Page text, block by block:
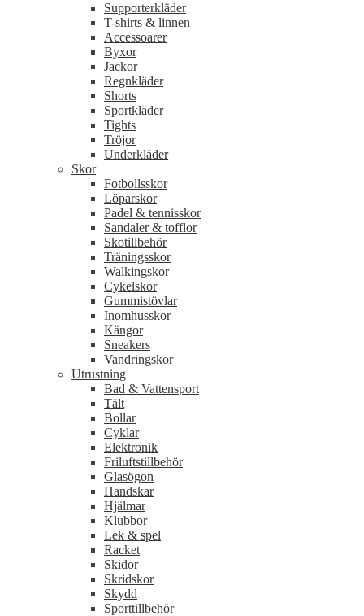
Supporterkläder
T-shirts & linnen
Accessoarer
Byxor
Jackor
Regnkläder
Shorts
Sportkläder
Tights
Tröjor
Underkläder
Skor
Fotbollsskor
Löparskor
Padel & tennisskor
Sandaler & tofflor
Skotillbehör
Träningsskor
Walkingskor
Cykelskor
Gummistövlar
Inomhusskor
Kängor
Sneakers
Vandringskor
Utrustning
Bad & Vattensport
Tält
Bollar
Cyklar
Elektronik
Friluftstillbehör
Glasögon
Handskar
Hjälmar
Klubbor
Lek & spel
Racket
Skidor
Skridskor
Skydd
Sporttillbehör